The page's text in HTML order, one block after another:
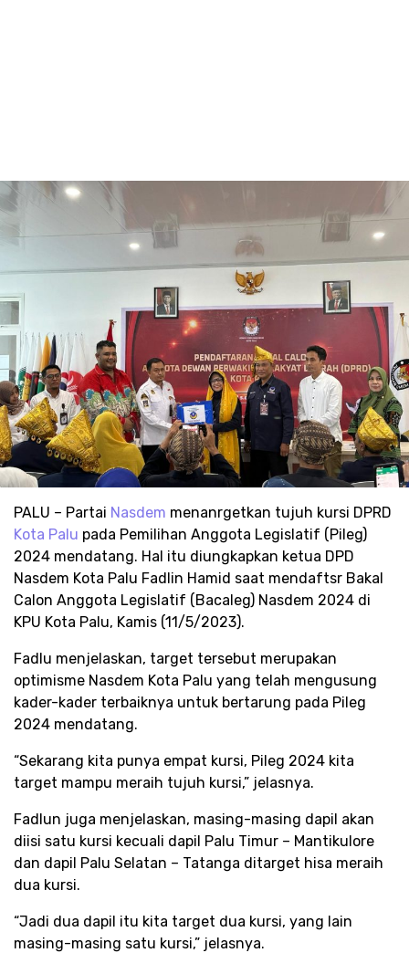
PALU – Partai Nasdem menanrgetkan tujuh kursi DPRD
Kota Palu pada Pemilihan Anggota Legislatif (Pileg)
2024 mendatang. Hal itu diungkapkan ketua DPD
Nasdem Kota Palu Fadlin Hamid saat mendaftsr Bakal
Calon Anggota Legislatif (Bacaleg) Nasdem 2024 di
KPU Kota Palu, Kamis (11/5/2023).
Fadlu menjelaskan, target tersebut merupakan
optimisme Nasdem Kota Palu yang telah mengusung
kader-kader terbaiknya untuk bertarung pada Pileg
2024 mendatang.
“Sekarang kita punya empat kursi, Pileg 2024 kita
target mampu meraih tujuh kursi,” jelasnya.
Fadlun juga menjelaskan, masing-masing dapil akan
diisi satu kursi kecuali dapil Palu Timur – Mantikulore
dan dapil Palu Selatan – Tatanga ditarget hisa meraih
dua kursi.
“Jadi dua dapil itu kita target dua kursi, yang lain
masing-masing satu kursi,” jelasnya.